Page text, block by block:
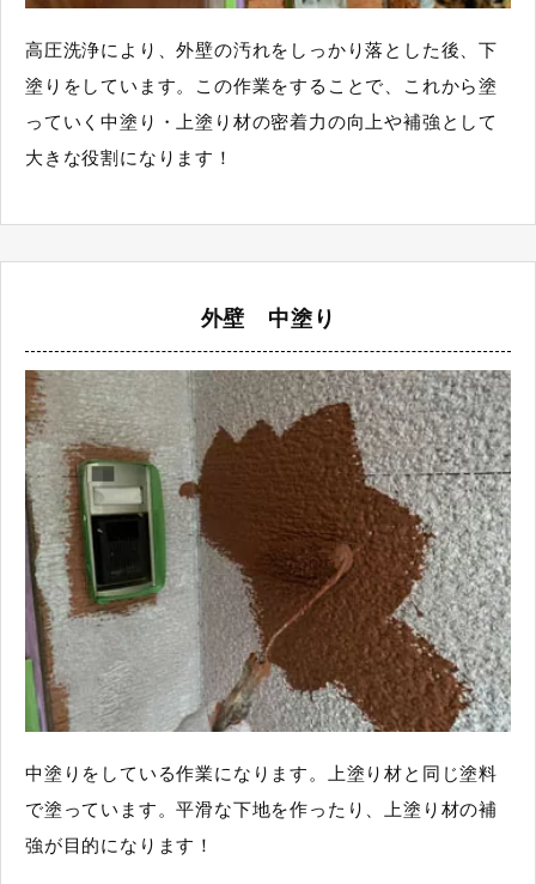
高圧洗浄により、外壁の汚れをしっかり落とした後、下
塗りをしています。この作業をすることで、これから塗
っていく中塗り・上塗り材の密着力の向上や補強として
大きな役割になります！
外壁 中塗り
中塗りをしている作業になります。上塗り材と同じ塗料
で塗っています。平滑な下地を作ったり、上塗り材の補
強が目的になります！